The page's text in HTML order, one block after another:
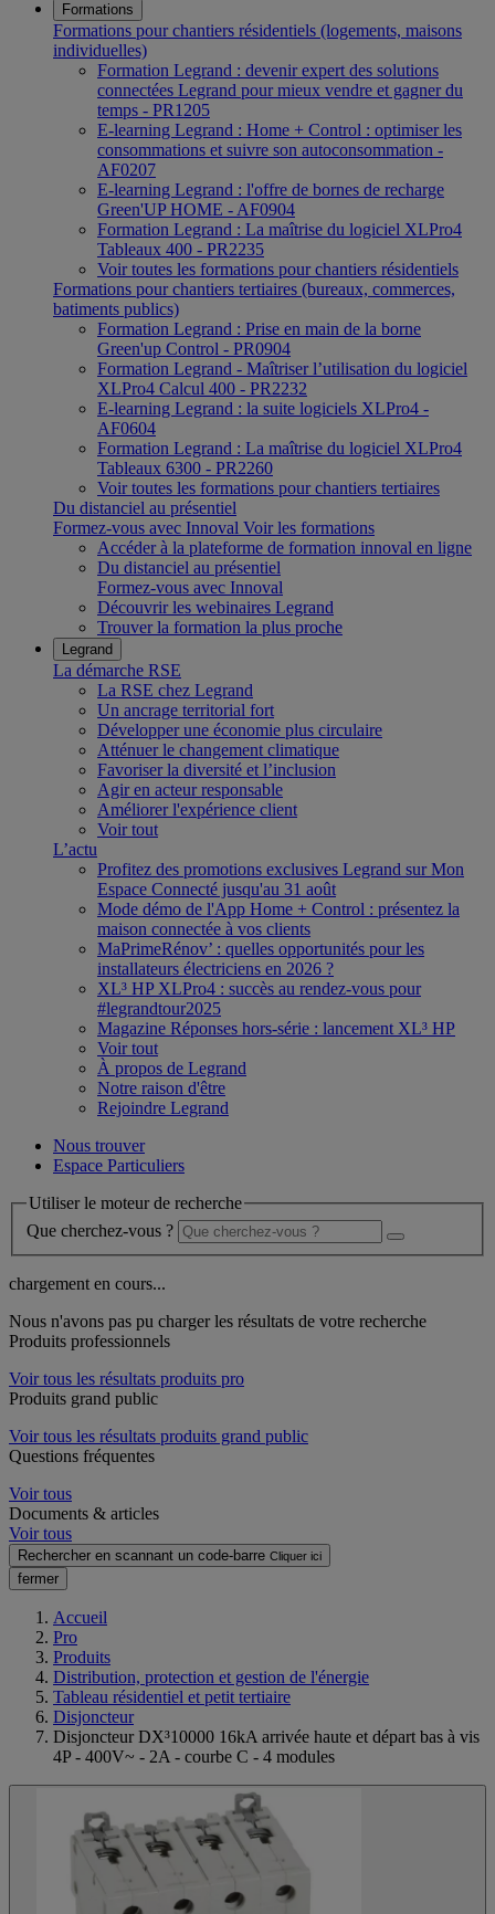
Formations
Formations pour chantiers résidentiels (logements, maisons
individuelles)
Formation Legrand : devenir expert des solutions
connectées Legrand pour mieux vendre et gagner du
temps - PR1205
E-learning Legrand : Home + Control : optimiser les
consommations et suivre son autoconsommation -
AF0207
E-learning Legrand : l'offre de bornes de recharge
Green'UP HOME - AF0904
Formation Legrand : La maîtrise du logiciel XLPro4
Tableaux 400 - PR2235
Voir toutes les formations pour chantiers résidentiels
Formations pour chantiers tertiaires (bureaux, commerces,
batiments publics)
Formation Legrand : Prise en main de la borne
Green'up Control - PR0904
Formation Legrand - Maîtriser l’utilisation du logiciel
XLPro4 Calcul 400 - PR2232
E-learning Legrand : la suite logiciels XLPro4 -
AF0604
Formation Legrand : La maîtrise du logiciel XLPro4
Tableaux 6300 - PR2260
Voir toutes les formations pour chantiers tertiaires
Du distanciel au présentiel
Formez-vous avec Innoval Voir les formations
Accéder à la plateforme de formation innoval en ligne
Du distanciel au présentiel
Formez-vous avec Innoval
Découvrir les webinaires Legrand
Trouver la formation la plus proche
Legrand
La démarche RSE
La RSE chez Legrand
Un ancrage territorial fort
Développer une économie plus circulaire
Atténuer le changement climatique
Favoriser la diversité et l’inclusion
Agir en acteur responsable
Améliorer l'expérience client
Voir tout
L’actu
Profitez des promotions exclusives Legrand sur Mon
Espace Connecté jusqu'au 31 août
Mode démo de l'App Home + Control : présentez la
maison connectée à vos clients
MaPrimeRénov’ : quelles opportunités pour les
installateurs électriciens en 2026 ?
XL³ HP XLPro4 : succès au rendez-vous pour
#legrandtour2025
Magazine Réponses hors-série : lancement XL³ HP
Voir tout
À propos de Legrand
Notre raison d'être
Rejoindre Legrand
Nous trouver
Espace Particuliers
Utiliser le moteur de recherche
Que cherchez-vous ?
chargement en cours...
Nous n'avons pas pu charger les résultats de votre recherche
Produits professionnels
Voir tous les résultats produits pro
Produits grand public
Voir tous les résultats produits grand public
Questions fréquentes
Voir tous
Documents & articles
Voir tous
Rechercher en scannant un code-barre Cliquer ici
fermer
Accueil
Pro
Produits
Distribution, protection et gestion de l'énergie
Tableau résidentiel et petit tertiaire
Disjoncteur
Disjoncteur DX³10000 16kA arrivée haute et départ bas à vis
4P - 400V~ - 2A - courbe C - 4 modules